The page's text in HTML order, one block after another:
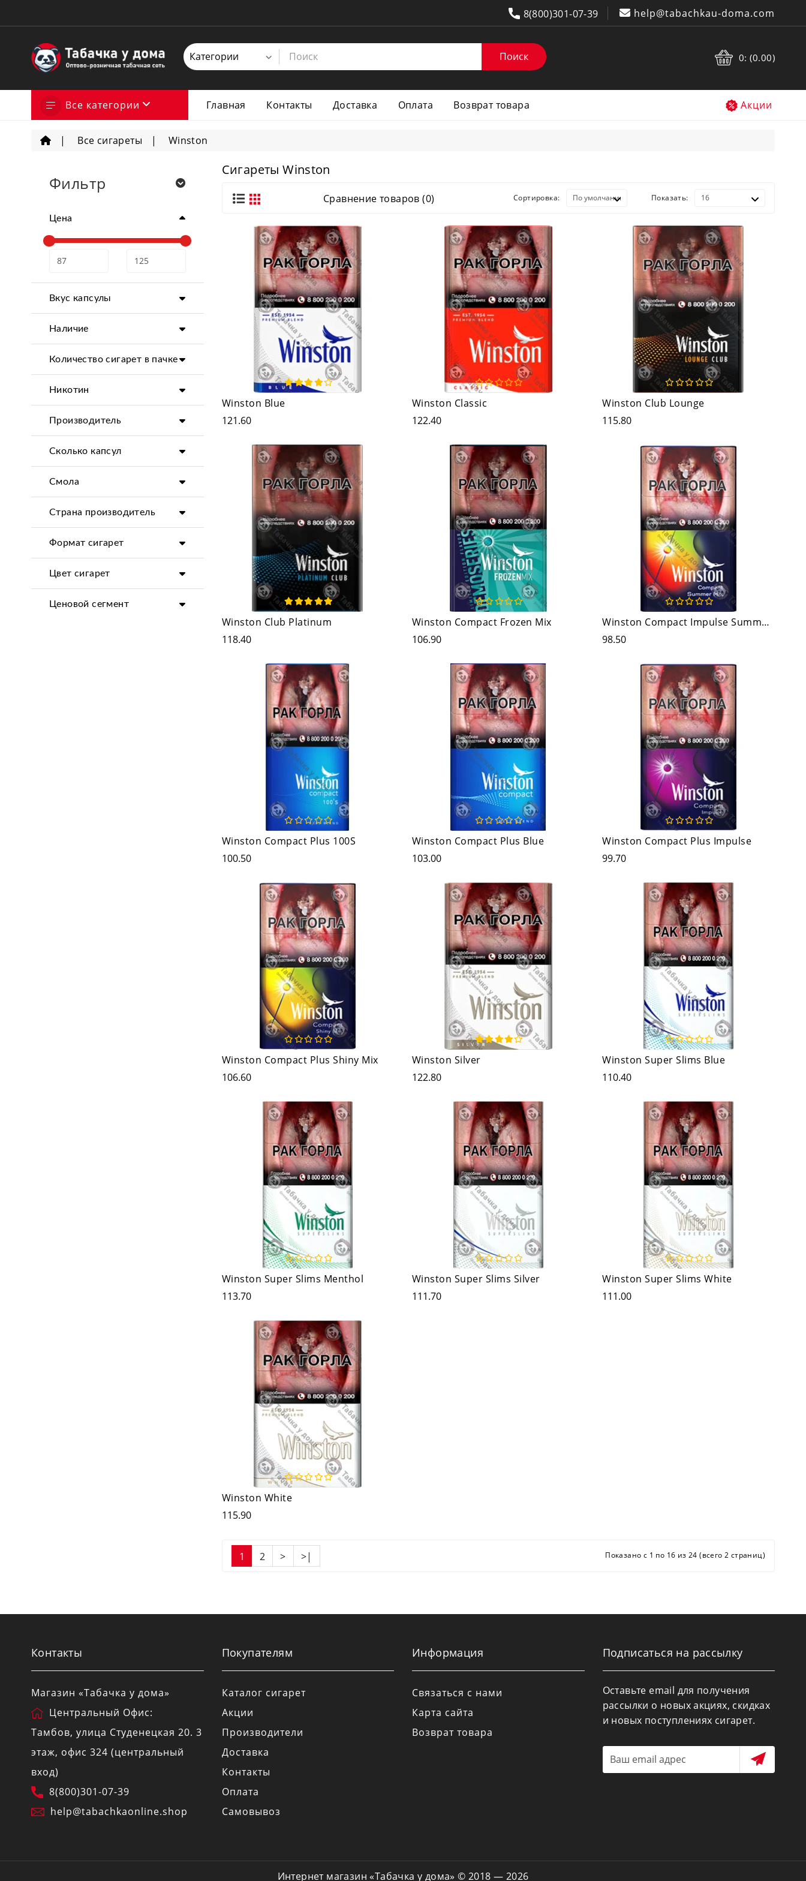
8(800)301-07-39 help@tabachkau-doma.com
Поиск 0: (0.00)
Все категории Главная Контакты Доставка Оплата Возврат товара Акции
Все сигареты Winston
Фильтр
Цена
Вкус капсулы
Наличие
Количество сигарет в пачке
Никотин
Производитель
Сколько капсул
Смола
Страна производитель
Формат сигарет
Цвет сигарет
Ценовой сегмент
Сигареты Winston
Сравнение товаров (0) Сортировка: Показать:
Winston Blue
121.60
Winston Classic
122.40
Winston Club Lounge
115.80
Winston Club Platinum
118.40
Winston Compact Frozen Mix
106.90
Winston Compact Impulse Summer Mix
98.50
Winston Compact Plus 100S
100.50
Winston Compact Plus Blue
103.00
Winston Compact Plus Impulse
99.70
Winston Compact Plus Shiny Mix
106.60
Winston Silver
122.80
Winston Super Slims Blue
110.40
Winston Super Slims Menthol
113.70
Winston Super Slims Silver
111.70
Winston Super Slims White
111.00
Winston White
115.90
1 2 > >| Показано с 1 по 16 из 24 (всего 2 страниц)
Контакты
Магазин «Табачка у дома»
Центральный Офис:
Тамбов, улица Студенецкая 20. 3
этаж, офис 324 (центральный
вход)
8(800)301-07-39
help@tabachkaonline.shop
Покупателям
Каталог сигарет
Акции
Производители
Доставка
Контакты
Оплата
Самовывоз
Информация
Связаться с нами
Карта сайта
Возврат товара
Подписаться на рассылку
Оставьте email для получения
рассылки о новых акциях, скидках
и новых поступлениях сигарет.
Интернет магазин «Табачка у дома» © 2018 — 2026